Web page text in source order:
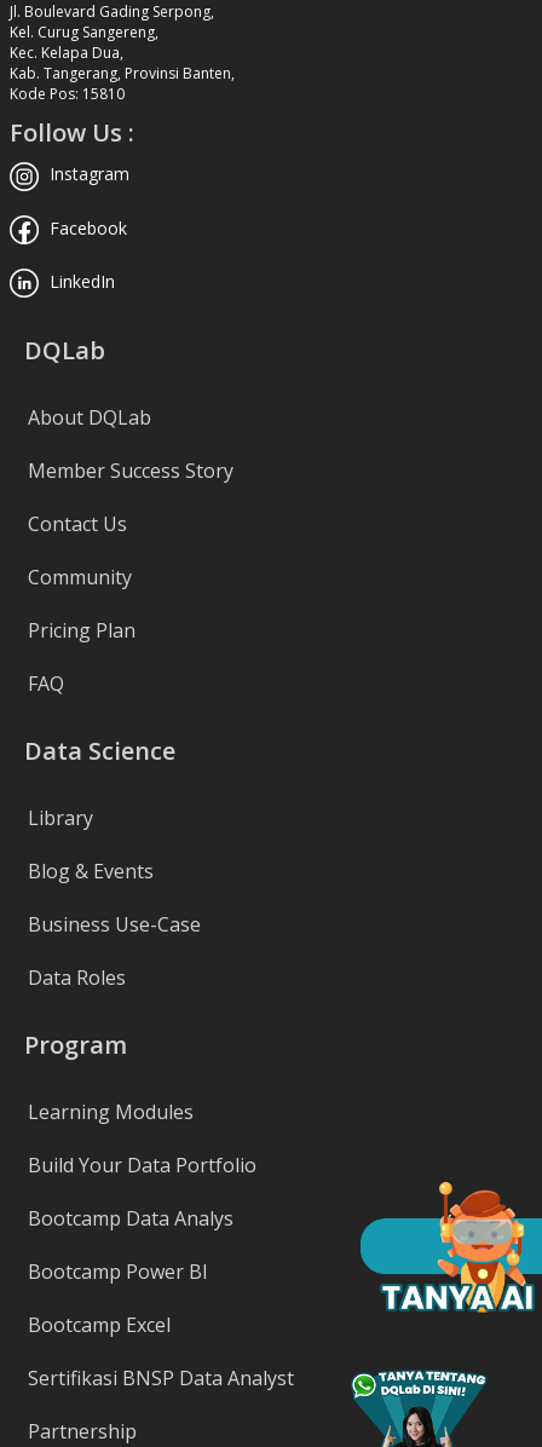
Jl. Boulevard Gading Serpong,
Kel. Curug Sangereng,
Kec. Kelapa Dua,
Kab. Tangerang, Provinsi Banten,
Kode Pos: 15810
Follow Us :
Instagram
Facebook
LinkedIn
DQLab
About DQLab
Member Success Story
Contact Us
Community
Pricing Plan
FAQ
Data Science
Library
Blog & Events
Business Use-Case
Data Roles
Program
Learning Modules
Build Your Data Portfolio
Bootcamp Data Analys
Bootcamp Power BI
Bootcamp Excel
Sertifikasi BNSP Data Analyst
Partnership